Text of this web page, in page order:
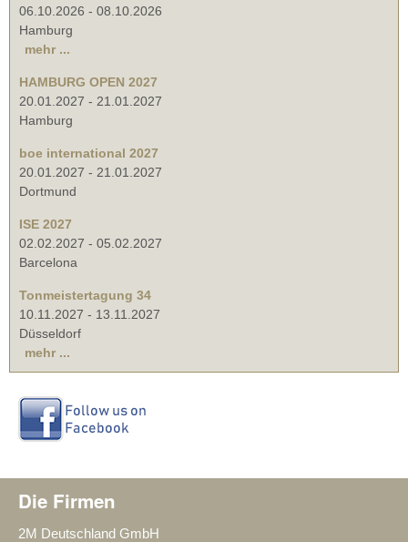
06.10.2026 - 08.10.2026
Hamburg
mehr ...
HAMBURG OPEN 2027
20.01.2027 - 21.01.2027
Hamburg
boe international 2027
20.01.2027 - 21.01.2027
Dortmund
ISE 2027
02.02.2027 - 05.02.2027
Barcelona
Tonmeistertagung 34
10.11.2027 - 13.11.2027
Düsseldorf
mehr ...
Die Firmen
2M Deutschland GmbH